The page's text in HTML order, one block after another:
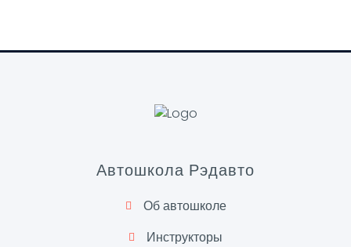
Автошкола Рэдавто
Об автошколе
Инструкторы